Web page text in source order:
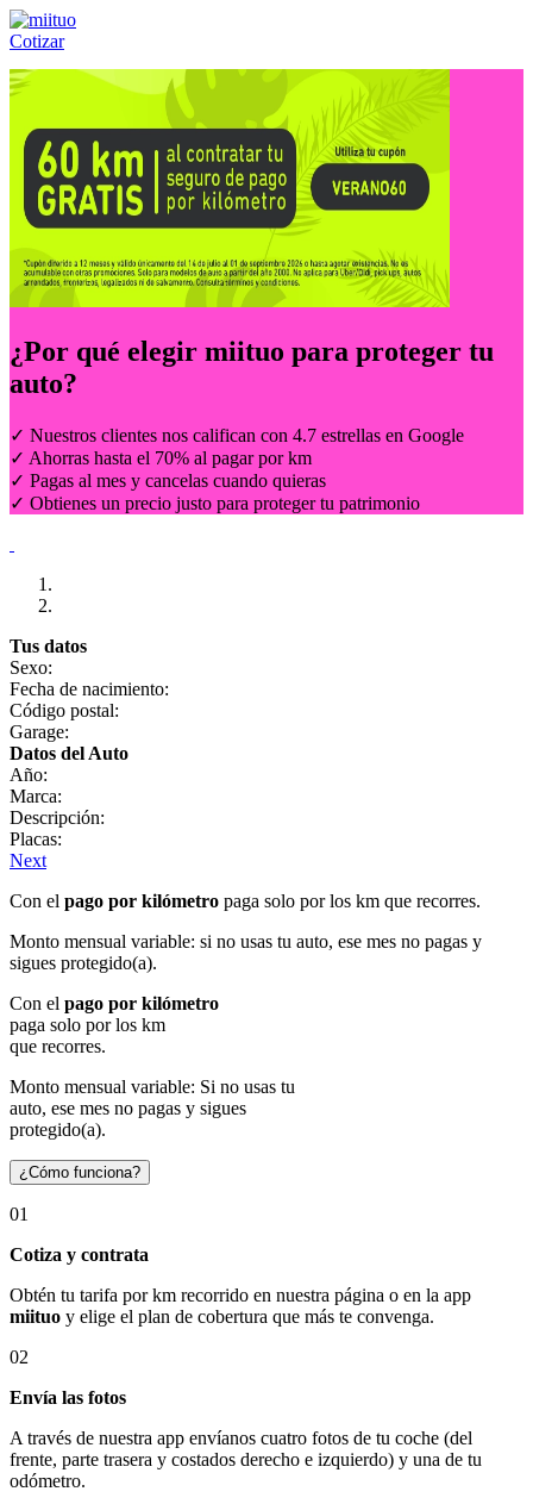
Cotizar
Llámanos al:(55) 84-21-05-00 ó
¿Por qué elegir miituo para proteger tu
auto?
✓ Nuestros clientes nos califican con 4.7 estrellas en Google
✓ Ahorras hasta el 70% al pagar por km
✓ Pagas al mes y cancelas cuando quieras
✓ Obtienes un precio justo para proteger tu patrimonio
Tus datos
Sexo:
Fecha de nacimiento:
Código postal:
Garage:
Datos del Auto
Año:
Marca:
Descripción:
Placas:
Next
Con el pago por kilómetro paga solo por los km que recorres.
Monto mensual variable: si no usas tu auto, ese mes no pagas y
sigues protegido(a).
Con el pago por kilómetro
paga solo por los km
que recorres.
Monto mensual variable: Si no usas tu
auto, ese mes no pagas y sigues
protegido(a).
¿Cómo funciona?
01
Cotiza y contrata
Obtén tu tarifa por km recorrido en nuestra página o en la app
miituo y elige el plan de cobertura que más te convenga.
02
Envía las fotos
A través de nuestra app envíanos cuatro fotos de tu coche (del
frente, parte trasera y costados derecho e izquierdo) y una de tu
odómetro.